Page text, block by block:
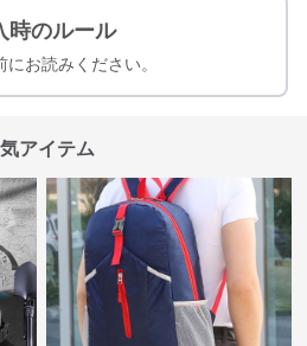
時のルール
にお読みください。
アイテム